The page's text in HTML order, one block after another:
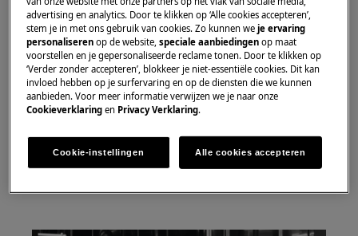
advertising en analytics. Door te klikken op ‘Alle cookies accepteren’,
stem je in met ons gebruik van cookies. Zo kunnen weje ervaring
personaliseren op de website,speciale aanbiedingen op maat
voorstellen en je gepersonaliseerde reclame tonen. Door te klikken op
‘Verder zonder accepteren’, blokkeer je niet-essentiële cookies. Dit kan
invloed hebben op je surfervaring en op de diensten die we kunnen
aanbieden. Voor meer informatie verwijzen we je naar onze
Cookieverklaring en Privacy Verklaring.
Cookie-instellingen Alle cookies accepteren